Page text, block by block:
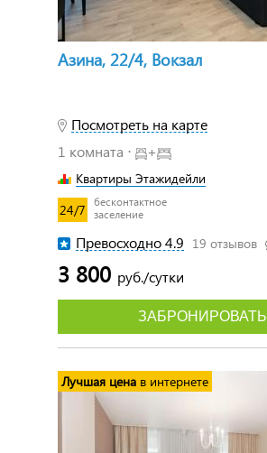
Азина, 22/4, Вокзал
Посмотреть на карте
1 комната ⋅
+
Квартиры Этажидейли
24/7
бесконтактное
заселение
Превосходно 4.9 19 отзывов
3 800 руб./сутки
ЗАБРОНИРОВАТЬ
Лучшая цена в интернете